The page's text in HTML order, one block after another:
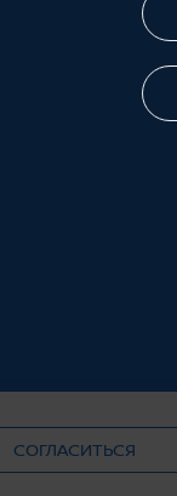
СОГЛАСИТЬСЯ